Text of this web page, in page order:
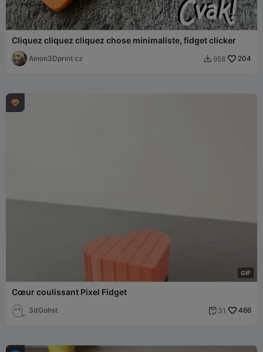
Cliquez cliquez cliquez chose minimaliste, fidget clicker
Ainon3Dprint cz  958 204
GIF

Cœur coulissant Pixel Fidget
3dGohst  31 466